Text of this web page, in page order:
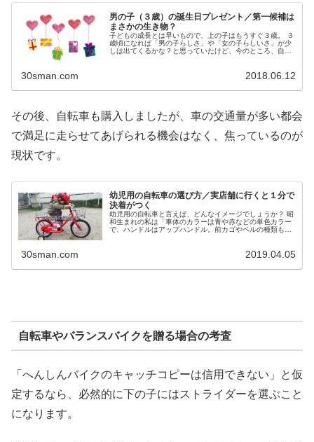
男の子（３歳）の誕生日プレゼント／第一候補は
まさかの生き物？
子どもの成長とは早いもので、上の子はもうすぐ３歳。 ３
歳頃になれば「男の子らしさ」や「女の子らしいさ」が少
しは出てくるかな？と思っていたけど、今のところ、自分
30sman.com 2018.06.12
その後、自転車も購入しましたが、車の交通量が多い都会
で満足に走らせてあげられる機会はなく、焦っているのが
現状です。
幼児用の自転車の選び方／実店舗に行くと１分で
決着がつく
幼児用の自転車と言えば、どんなイメージでしょうか？ 昭
和生まれの私は「車体のカラーは青や赤などの単色カラー
で、ハンドルはアップハンドル。前カゴやベルの種類も少
30sman.com 2019.04.05
自転車やバランスバイクを贈る場合の考査
「へんしんバイクのキャッチコピーは信用できない」と仮
定するなら、必然的に下の子にはストライダーを選ぶこと
になります。